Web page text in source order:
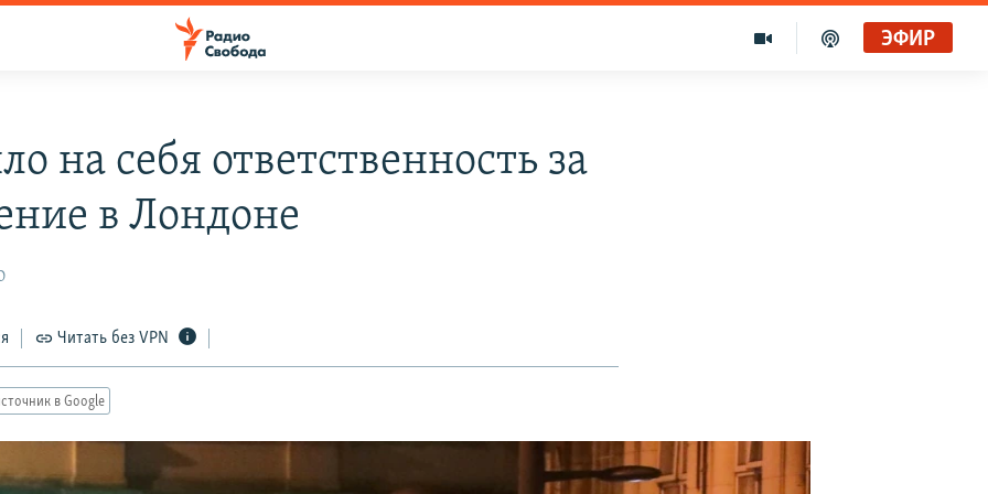
ЭФИР
на себя ответственность за
в Лондоне
Читать без VPN
в Google